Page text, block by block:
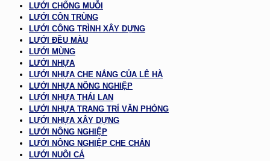
LƯỚI CHỐNG MUỖI
LƯỚI CÔN TRÙNG
LƯỚI CÔNG TRÌNH XÂY DỰNG
LƯỚI ĐỀU MÀU
LƯỚI MÙNG
LƯỚI NHỰA
LƯỚI NHỰA CHE NẮNG CỦA LÊ HÀ
LƯỚI NHỰA NÔNG NGHIỆP
LƯỚI NHỰA THÁI LAN
LƯỚI NHỰA TRANG TRÍ VĂN PHÒNG
LƯỚI NHỰA XÂY DỰNG
LƯỚI NÔNG NGHIỆP
LƯỚI NÔNG NGHIỆP CHE CHẮN
LƯỚI NUÔI CÁ